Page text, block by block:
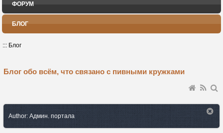
ФОРУМ
БЛОГ
::: Блог
Блог обо всём, что связано с пивными кружками
Author: Админ. портала